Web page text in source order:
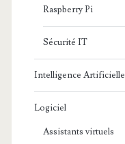
Raspberry Pi
Sécurité IT
Intelligence Artificielle
Logiciel
Assistants virtuels